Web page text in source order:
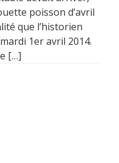
poisson d’avril
que l’historien
1er avril 2014.
[…]